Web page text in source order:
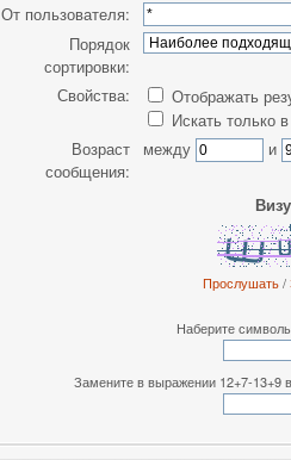
От пользователя:
Порядок
сортировки:
Свойства:
Отображать
Искать только
Возраст
сообщения:
между и
Прослушать/
Наберите
Замените в выражении 12+7-13+9